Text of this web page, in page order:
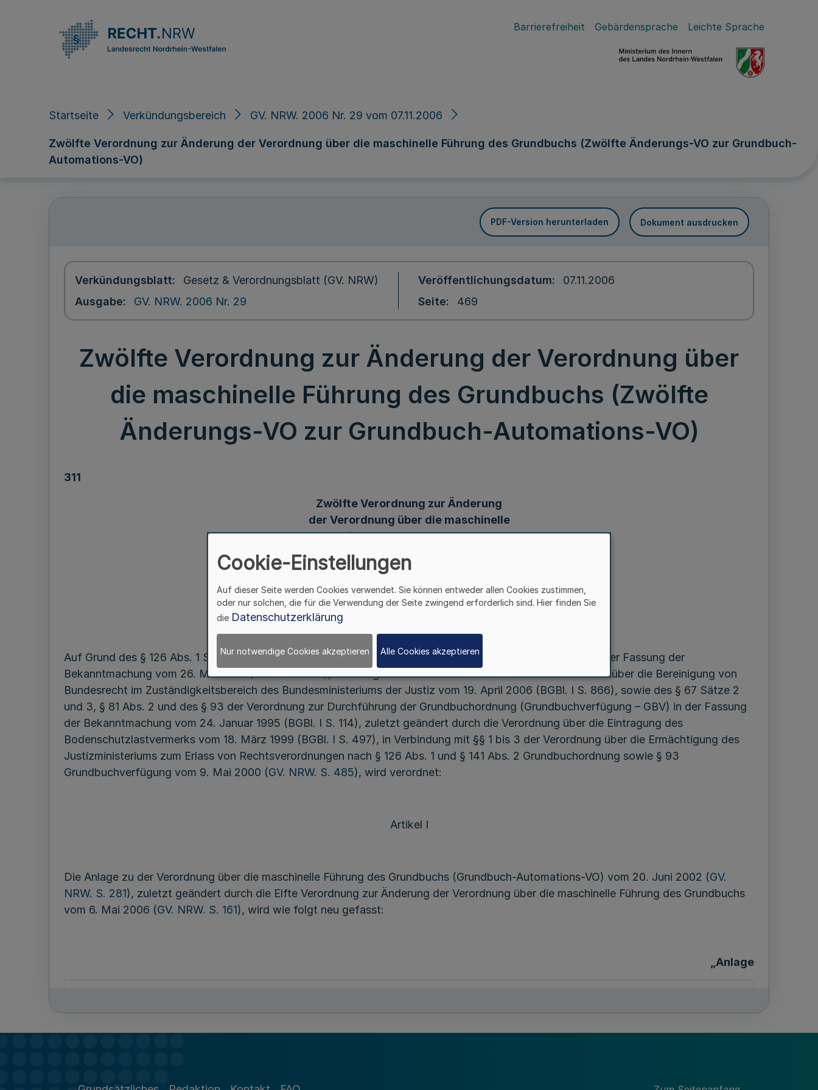
Barrierefreiheit Gebärdensprache Leichte Sprache
Startseite Verkündungsbereich GV. NRW. 2006 Nr. 29 vom 07.11.2006
Zwölfte Verordnung zur Änderung der Verordnung über die maschinelle Führung des Grundbuchs (Zwölfte Änderungs-VO zur Grundbuch-
Automations-VO)
PDF-Version herunterladen Dokument ausdrucken
Verkündungsblatt
Gesetz & Verordnungsblatt (GV. NRW)
Ausgabe
GV. NRW. 2006 Nr. 29
Veröffentlichungsdatum
07.11.2006
Seite
469
Zwölfte Verordnung zur Änderung der Verordnung über
die maschinelle Führung des Grundbuchs (Zwölfte
Änderungs-VO zur Grundbuch-Automations-VO)
311
Zwölfte Verordnung zur Änderung
der Verordnung über die maschinelle
Führung des Grundbuchs
(Zwölfte Änderungs-VO zur Grundbuch-Automations-VO)
Vom 30. Oktober 2006
Auf Grund des § 126 Abs. 1 Satz 1 und des § 141 Abs. 2 Satz 4 Halbsatz 1 der Grundbuchordnung (GBO) in der Fassung der
Bekanntmachung vom 26. Mai 1994 (BGBl. I S. 1114), zuletzt geändert durch Artikel 88 des Ersten Gesetzes über die Bereinigung von
Bundesrecht im Zuständigkeitsbereich des Bundesministeriums der Justiz vom 19. April 2006 (BGBl. I S. 866), sowie des § 67 Sätze 2
und 3, § 81 Abs. 2 und des § 93 der Verordnung zur Durchführung der Grundbuchordnung (Grundbuchverfügung – GBV) in der Fassung
der Bekanntmachung vom 24. Januar 1995 (BGBl. I S. 114), zuletzt geändert durch die Verordnung über die Eintragung des
Bodenschutzlastvermerks vom 18. März 1999 (BGBl. I S. 497), in Verbindung mit §§ 1 bis 3 der Verordnung über die Ermächtigung des
Justizministeriums zum Erlass von Rechtsverordnungen nach § 126 Abs. 1 und § 141 Abs. 2 Grundbuchordnung sowie § 93
Grundbuchverfügung vom 9. Mai 2000 (GV. NRW. S. 485), wird verordnet:
Artikel I
Die Anlage zu der Verordnung über die maschinelle Führung des Grundbuchs (Grundbuch-Automations-VO) vom 20. Juni 2002 (GV.
NRW. S. 281), zuletzt geändert durch die Elfte Verordnung zur Änderung der Verordnung über die maschinelle Führung des Grundbuchs
vom 6. Mai 2006 (GV. NRW. S. 161), wird wie folgt neu gefasst:
„Anlage
Düsseldorf seit 1. Januar 2002
Cookie-Einstellungen
Auf dieser Seite werden Cookies verwendet. Sie können entweder allen Cookies zustimmen,
oder nur solchen, die für die Verwendung der Seite zwingend erforderlich sind. Hier finden Sie
die Datenschutzerklärung
Nur notwendige Cookies akzeptieren Alle Cookies akzeptieren